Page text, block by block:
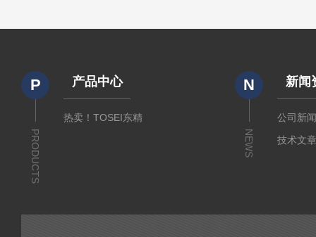
P
PRODUCTS
产品中心
热卖！TOSEI东精
N
NEWS
新闻
公司新
技术文